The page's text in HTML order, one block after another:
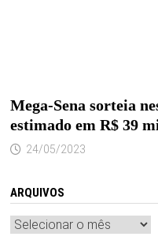
Mega-Sena sorteia
estimado em R$ 39
24/05/2023
ARQUIVOS
Arquivos